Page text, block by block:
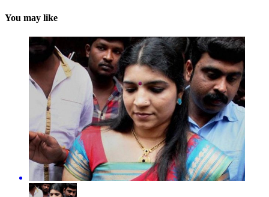
You may like